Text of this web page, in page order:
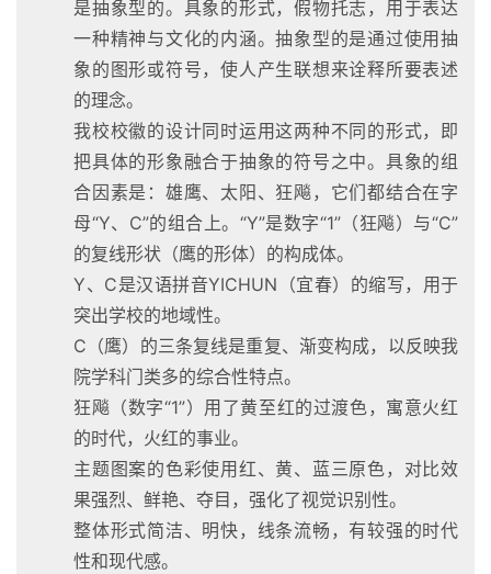
是抽象型的。具象的形式，假物托志，用于表达
一种精神与文化的内涵。抽象型的是通过使用抽
象的图形或符号，使人产生联想来诠释所要表述
的理念。
我校校徽的设计同时运用这两种不同的形式，即
把具体的形象融合于抽象的符号之中。具象的组
合因素是：雄鹰、太阳、狂飚，它们都结合在字
母“Y、C”的组合上。“Y”是数字“1”（狂飚）与“C”
的复线形状（鹰的形体）的构成体。
Y、C是汉语拼音YICHUN（宜春）的缩写，用于
突出学校的地域性。
C（鹰）的三条复线是重复、渐变构成，以反映我
院学科门类多的综合性特点。
狂飚（数字“1”）用了黄至红的过渡色，寓意火红
的时代，火红的事业。
主题图案的色彩使用红、黄、蓝三原色，对比效
果强烈、鲜艳、夺目，强化了视觉识别性。
整体形式简洁、明快，线条流畅，有较强的时代
性和现代感。